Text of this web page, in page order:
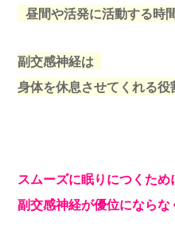
昼間や活発に活動する時
副交感神経は
身体を休息させてくれる役
スムーズに眠りにつくため
副交感神経が優位にならな